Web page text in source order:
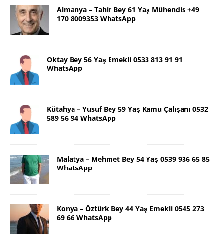
Almanya – Tahir Bey 61 Yaş Mühendis +49
170 8009353 WhatsApp
Oktay Bey 56 Yaş Emekli 0533 813 91 91
WhatsApp
Kütahya – Yusuf Bey 59 Yaş Kamu Çalışanı 0532
589 56 94 WhatsApp
Malatya – Mehmet Bey 54 Yaş 0539 936 65 85
WhatsApp
Konya – Öztürk Bey 44 Yaş Emekli 0545 273
69 66 WhatsApp